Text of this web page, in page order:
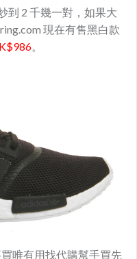
到 2 千幾一對，如果大
現在有售黑白款
。
唯有用找代購幫手買先